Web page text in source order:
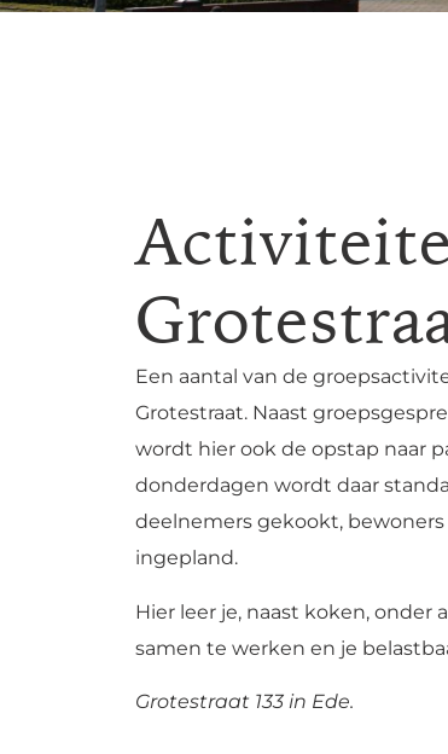
Een aantal van de
Grotestraat. Naast
wordt hier ook de opstap naar
donderdagen wordt daar
deelnemers gekookt,
ingepland.
Hier leer je, naast koken,
samen te werken en je
Grotestraat 133 in Ede.